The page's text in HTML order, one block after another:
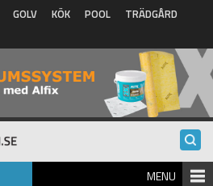
GOLV KÖK POOL
TRÄDGÅRD
MENU